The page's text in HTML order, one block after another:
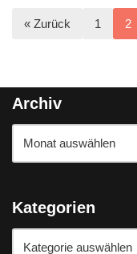
« Zurück 1 2
Archiv
Kategorien